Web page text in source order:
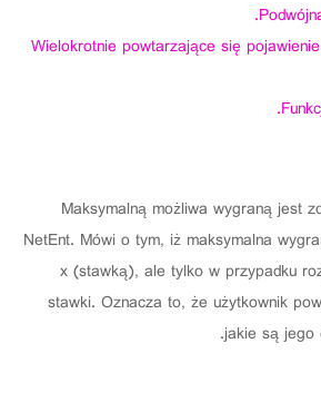
Wielokrotnie powtarzające się
Maksymalną możliwa wygraną jest
NetEnt. Mówi o tym, iż maksymalna
x (stawką), ale tylko w przypadku
stawki. Oznacza to, że użytkownik
jakie są jego